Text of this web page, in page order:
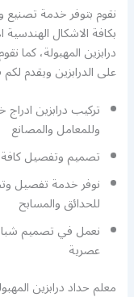
نقوم بتوفر خدمة تصنيع
بكافة الاشكال
درابزين المهبولة، كما
على الدرابزين ويقدم لكم
تركيب درابزين ادراج
وللمعامل والمصانع
تصميم وتفصيل كافة
نوفر خدمة تفصيل
للحدائق والمسابح
نعمل في تصميم
عصرية
معلم حداد درابزين